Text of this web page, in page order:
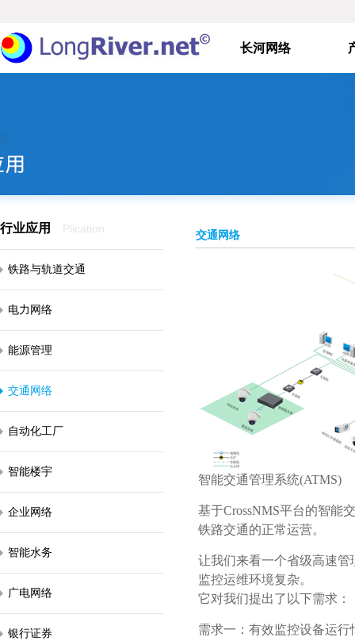
长河网络
行业应用 Plication
铁路与轨道交通
电力网络
能源管理
交通网络
自动化工厂
智能楼宇
企业网络
智能水务
广电网络
银行证券
交通网络
智能交通管理系统(ATMS)
基于CrossNMS平台的智能
铁路交通的正常运营。
让我们来看一个省级高速管
监控运维环境复杂。
它对我们提出了以下需求：
需求一：有效监控设备运行